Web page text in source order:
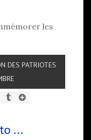
les
DES PATRIOTES
...